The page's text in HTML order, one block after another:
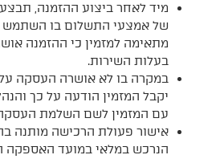
מיד לאחר ביצוע ההזמנה,
של אמצעי התשלום בו השתמש
מתאימה למזמין כי ההזמנה
בעלות השירות.
במקרה בו לא אושרה העסקה
יקבל המזמין הודעה על כך
עם המזמין לשם השלמת העסקה
אישור פעולת הרכישה מותנה
הנרכש במלאי במועד האספקה